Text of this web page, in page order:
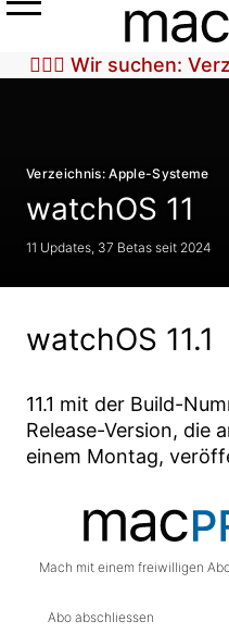
Menü
🕵🏼‍♀️ Wir suchen:
Verzeichnis: Apple-Systeme
watchOS 11
11 Updates, 37 Betas seit 2024
watchOS 11.1
11.1 mit der Build-
Release-Version, die
einem Montag,
Mach mit einem freiwilligen
Abo abschliessen